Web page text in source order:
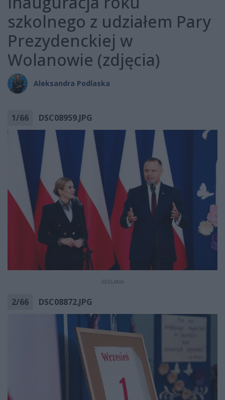
szkolnego z udziałem Pary
Prezydenckiej w
Wolanowie (zdjęcia)
Aleksandra Podlaska
1/66 DSC08959.JPG
REKLAMA
2/66 DSC08872.JPG